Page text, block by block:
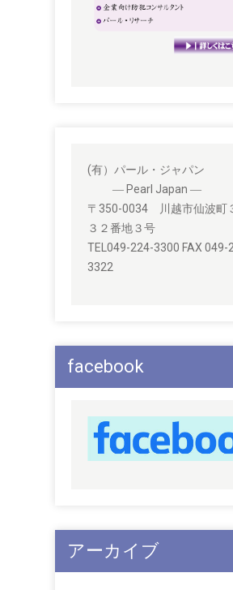
(有）パール・ジャパン
― Pearl Japan ―
〒350-0034 川越市仙波町
３２番地３号
TEL049-224-3300 FAX 049-
3322
facebook
アーカイブ